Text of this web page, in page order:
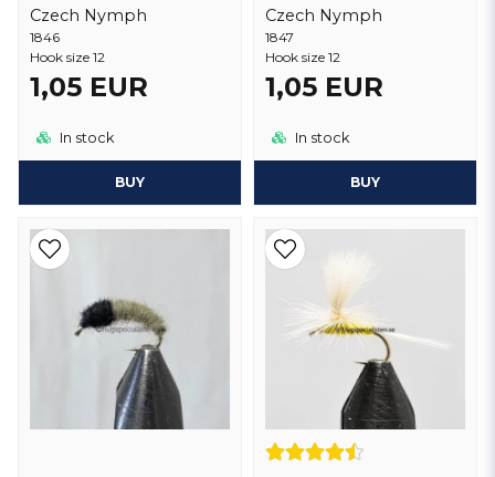
Czech Nymph
1846
Hook size 12
1,05 EUR
In stock
BUY
Czech Nymph
1847
Hook size 12
1,05 EUR
In stock
BUY